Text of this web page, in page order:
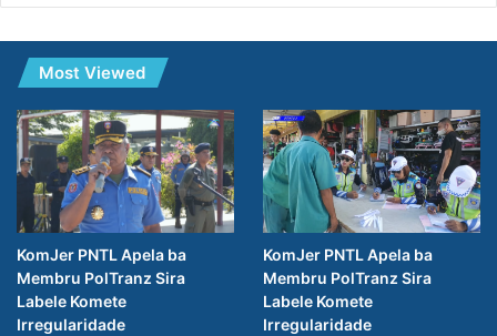
Most Viewed
KomJer PNTL Apela ba
Membru PolTranz Sira
Labele Komete
Irregularidade
KomJer PNTL Apela ba
Membru PolTranz Sira
Labele Komete
Irregularidade